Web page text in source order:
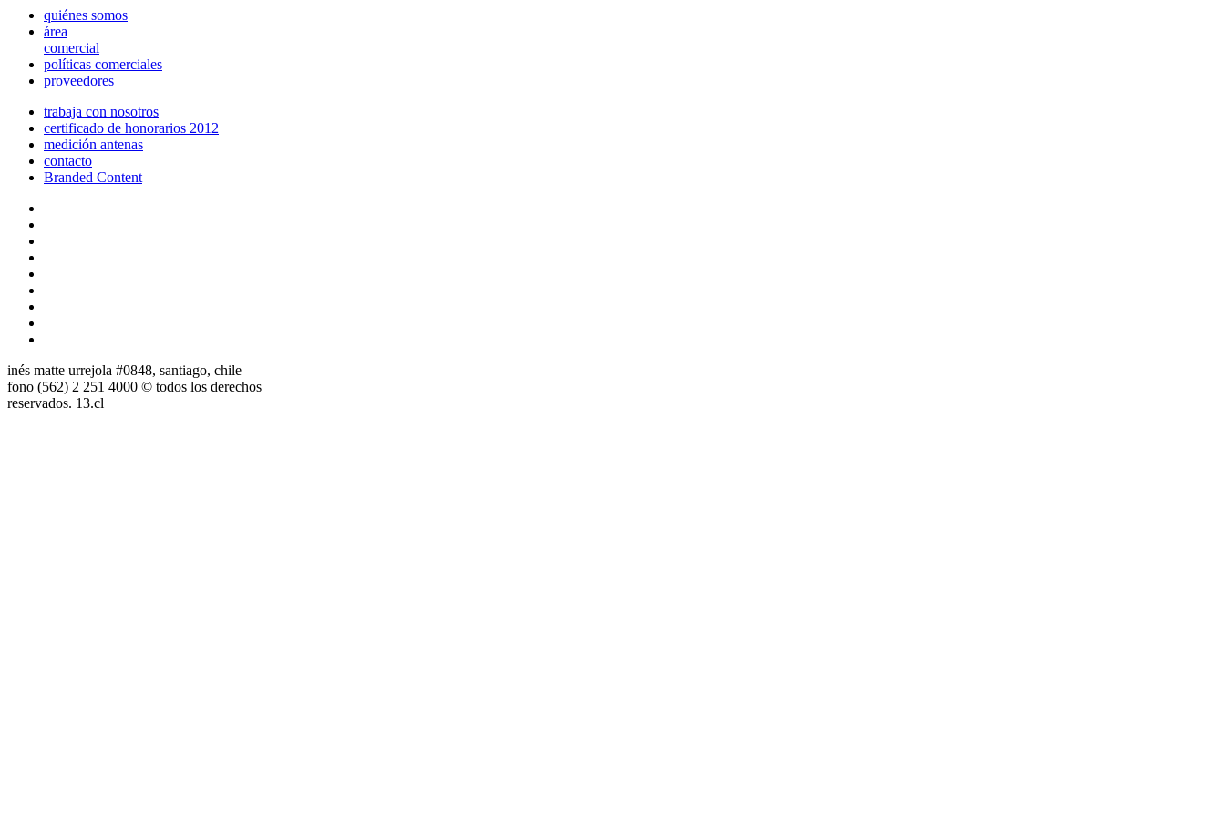
quiénes somos
área
comercial
políticas comerciales
proveedores
trabaja con nosotros
certificado de honorarios 2012
medición antenas
contacto
Branded Content
inés matte urrejola #0848, santiago, chile
fono (562) 2 251 4000 © todos los derechos
reservados. 13.cl